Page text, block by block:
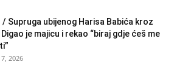
/ Supruga ubijenog Harisa Babića kroz
je majicu i rekao “biraj gdje ćeš me
2026